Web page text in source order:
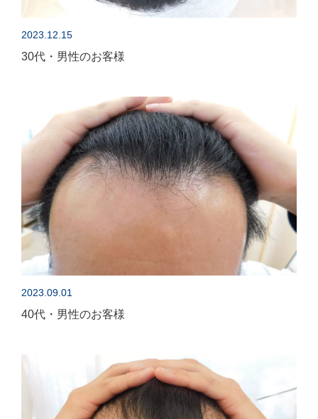
2023.12.15
30代・男性のお客様
2023.09.01
40代・男性のお客様